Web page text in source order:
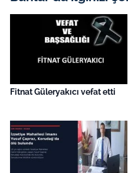
Fitnat Güleryakıcı vefat etti
Bilim Teknoloji
Canlı Maç
Finans
Genel-A